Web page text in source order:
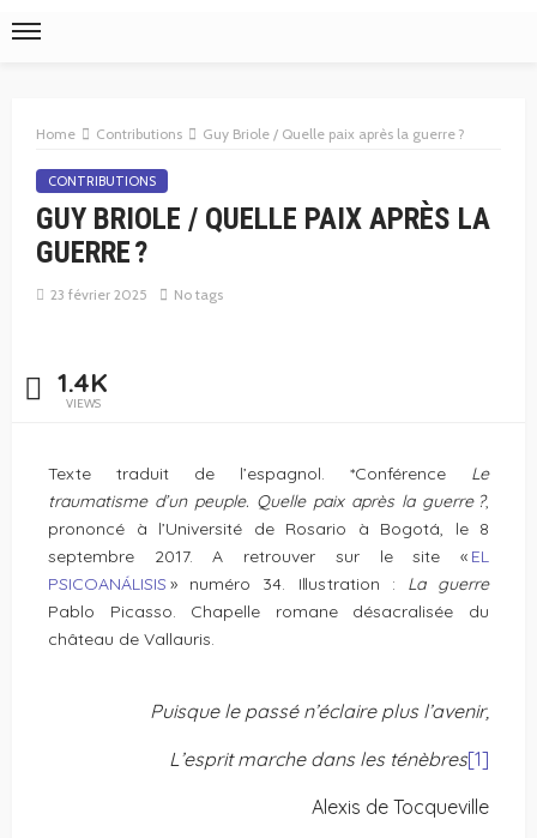
Home Contributions Guy Briole / Quelle paix après la guerre ?
CONTRIBUTIONS
GUY BRIOLE / QUELLE PAIX APRÈS LA
GUERRE ?
23 février 2025 No tags
1.4K
VIEWS
Texte traduit de l’espagnol. *Conférence Le
traumatisme d’un peuple. Quelle paix après la guerre?,
prononcé à l’Université de Rosario à Bogotá, le 8
septembre 2017. A retrouver sur le site « EL
PSICOANÁLISIS » numéro 34. Illustration : La guerre
Pablo Picasso. Chapelle romane désacralisée du
château de Vallauris.
Puisque le passé n’éclaire plus l’avenir,
L’esprit marche dans les ténèbres[1]
Alexis de Tocqueville